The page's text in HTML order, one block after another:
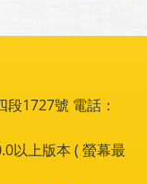
1727號 電話：
以上版本 ( 螢幕最